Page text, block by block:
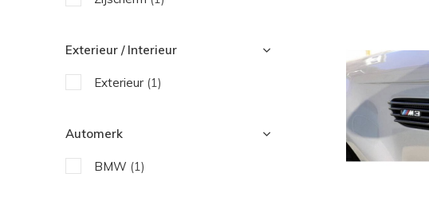
Exterieur / Interieur
Exterieur (1)
Automerk
BMW (1)